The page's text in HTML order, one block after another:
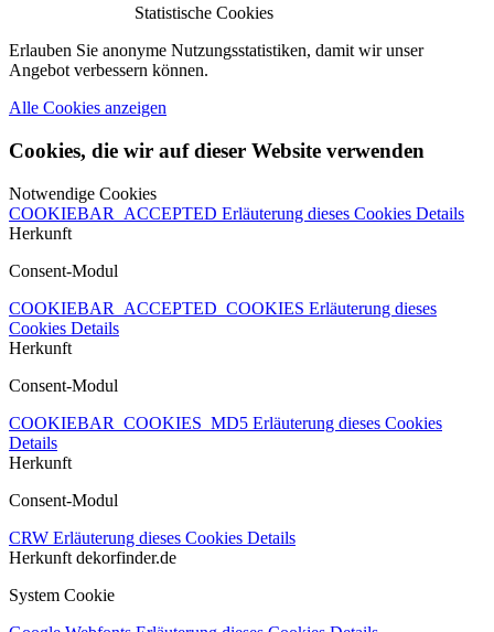
Statistische Cookies
Erlauben Sie anonyme Nutzungsstatistiken, damit wir unser
Angebot verbessern können.
Alle Cookies anzeigen
Cookies, die wir auf dieser Website verwenden
Notwendige Cookies
COOKIEBAR_ACCEPTED Erläuterung dieses Cookies Details
Herkunft
Consent-Modul
COOKIEBAR_ACCEPTED_COOKIES Erläuterung dieses
Cookies Details
Herkunft
Consent-Modul
COOKIEBAR_COOKIES_MD5 Erläuterung dieses Cookies
Details
Herkunft
Consent-Modul
CRW Erläuterung dieses Cookies Details
Herkunft dekorfinder.de
System Cookie